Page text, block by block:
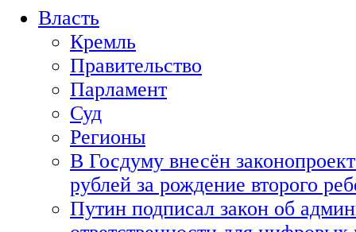
Власть
Кремль
Правительство
Парламент
Суд
Регионы
В Госдуму внесён
рублей за рождение второго
Путин подписал закон об